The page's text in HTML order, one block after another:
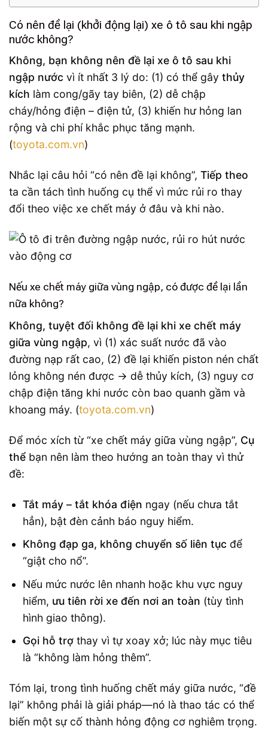
Có nên đề lại (khởi động lại) xe ô tô sau khi ngập
nước không?
Không, bạn không nên đề lại xe ô tô sau khi
ngập nước vì ít nhất 3 lý do: (1) có thể gây thủy
kích làm cong/gãy tay biên, (2) dễ chập
cháy/hỏng điện – điện tử, (3) khiến hư hỏng lan
rộng và chi phí khắc phục tăng mạnh.
(toyota.com.vn)
Nhắc lại câu hỏi “có nên đề lại không”, Tiếp theo
ta cần tách tình huống cụ thể vì mức rủi ro thay
đổi theo việc xe chết máy ở đâu và khi nào.
Nếu xe chết máy giữa vùng ngập, có được đề lại lần
nữa không?
Không, tuyệt đối không đề lại khi xe chết máy
giữa vùng ngập, vì (1) xác suất nước đã vào
đường nạp rất cao, (2) đề lại khiến piston nén chất
lỏng không nén được → dễ thủy kích, (3) nguy cơ
chập điện tăng khi nước còn bao quanh gầm và
khoang máy. (toyota.com.vn)
Để móc xích từ “xe chết máy giữa vùng ngập”, Cụ
thể bạn nên làm theo hướng an toàn thay vì thử
đề:
Tắt máy – tắt khóa điện ngay (nếu chưa tắt
hẳn), bật đèn cảnh báo nguy hiểm.
Không đạp ga, không chuyển số liên tục để
“giật cho nổ”.
Nếu mức nước lên nhanh hoặc khu vực nguy
hiểm, ưu tiên rời xe đến nơi an toàn (tùy tình
hình giao thông).
Gọi hỗ trợthay vì tự xoay xở; lúc này mục tiêu
là “không làm hỏng thêm”.
Tóm lại, trong tình huống chết máy giữa nước, “đề
lại” không phải là giải pháp—nó là thao tác có thể
biến một sự cố thành hỏng động cơ nghiêm trọng.